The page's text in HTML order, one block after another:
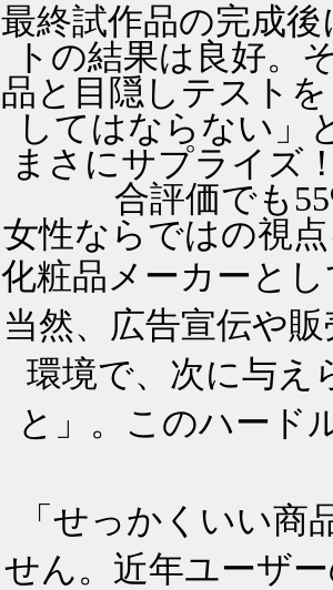
最終試作品の完成
トの結果は良好。
品と目隠しテスト
してはならない」
まさにサプライズ
合評価でも
女性ならではの視
化粧品メーカーと
当然、広告宣伝や
環境で、次に与え
と」。このハード
「せっかくいい
せん。近年ユーザ